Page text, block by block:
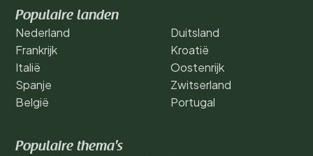
Populaire landen
Nederland
Frankrijk
Italië
Spanje
België
Duitsland
Kroatië
Oostenrijk
Zwitserland
Portugal
Populaire thema's